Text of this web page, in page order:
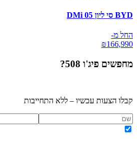
BYD סי ליון 05 DMi
החל מ-
₪166,990
מחפשים פיג'ו 508 ?
קבלו הצעות עכשיו – ללא התחייבות